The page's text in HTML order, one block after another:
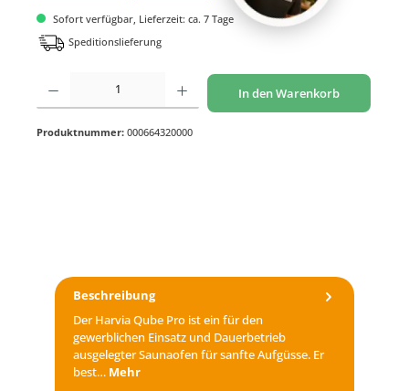
Sofort verfügbar, Lieferzeit: ca. 7 Tage
Speditionslieferung
Produkt Anzahl: Gib den gewünschten Wert ein oder benutze die Schaltflächen um
In den Warenkorb
Produktnummer: 000664320000
Beschreibung
Der Harvia Qube Pro ist ein für den
gewerblichen Einsatz und Dauerbetrieb
ausgelegter Saunaofen für sanfte Aufgüsse. Er
best… Mehr